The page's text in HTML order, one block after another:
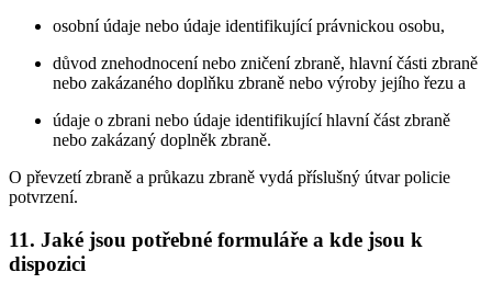
osobní údaje nebo údaje identifikující právnickou osobu,
důvod znehodnocení nebo zničení zbraně, hlavní části zbraně
nebo zakázaného doplňku zbraně nebo výroby jejího řezu a
údaje o zbrani nebo údaje identifikující hlavní část zbraně
nebo zakázaný doplněk zbraně.
O převzetí zbraně a průkazu zbraně vydá příslušný útvar policie
potvrzení.
11. Jaké jsou potřebné formuláře a kde jsou k
dispozici